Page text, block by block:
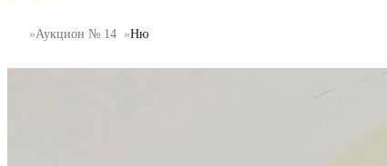
Аукцион № 14 Ню